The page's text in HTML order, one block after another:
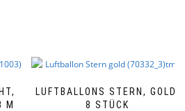
M
LUFTBALLONS STERN, GOLD,
8 STÜCK